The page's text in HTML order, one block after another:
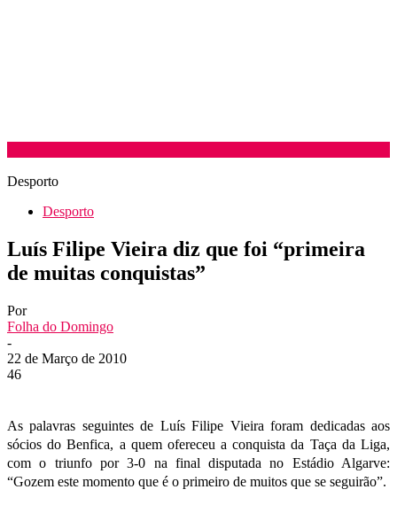
Desporto
Desporto
Luís Filipe Vieira diz que foi “primeira
de muitas conquistas”
Por
Folha do Domingo
-
22 de Março de 2010
46
As palavras seguintes de Luís Filipe Vieira foram dedicadas aos
sócios do Benfica, a quem ofereceu a conquista da Taça da Liga,
com o triunfo por 3-0 na final disputada no Estádio Algarve:
“Gozem este momento que é o primeiro de muitos que se seguirão”.